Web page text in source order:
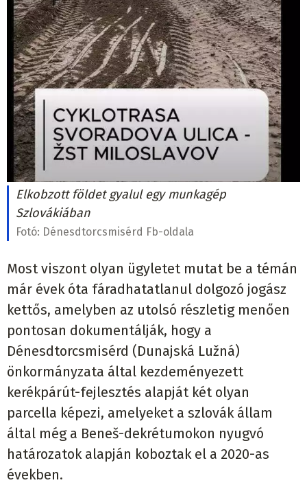
Elkobzott földet gyalul egy munkagép
Szlovákiában
Fotó: Dénesdtorcsmisérd Fb-oldala
Most viszont olyan ügyletet mutat be a témán
már évek óta fáradhatatlanul dolgozó jogász
kettős, amelyben az utolsó részletig menően
pontosan dokumentálják, hogy a
Dénesdtorcsmisérd (Dunajská Lužná)
önkormányzata által kezdeményezett
kerékpárút-fejlesztés alapját két olyan
parcella képezi, amelyeket a szlovák állam
által még a Beneš-dekrétumokon nyugvó
határozatok alapján koboztak el a 2020-as
években.